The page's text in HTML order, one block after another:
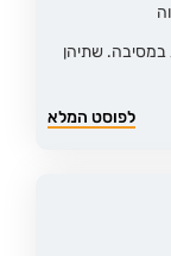
שתיהן
לפוסט המלא